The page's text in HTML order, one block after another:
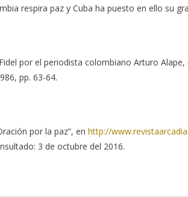
respira paz y Cuba ha puesto en ello su
por el periodista colombiano Arturo Alape,
pp. 63-64.
por la paz”, en http://
3 de octubre del 2016.